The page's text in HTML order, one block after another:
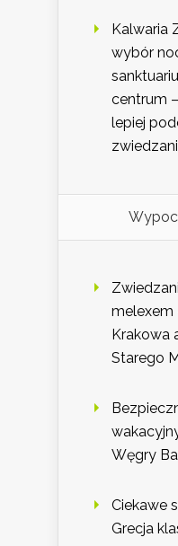
Kalwaria
wybór
centrum
lepiej
melexem
Krakowa
Starego
Węgry
Ciekawe
Grecja